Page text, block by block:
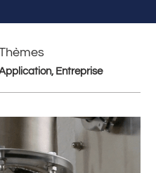
Entreprise
actualités